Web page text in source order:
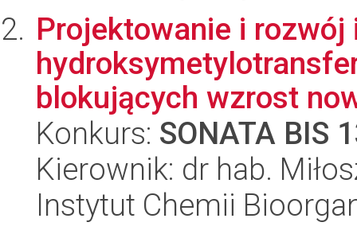
Projektowanie i rozwój
blokujących wzrost
Konkurs: SONATA BIS
Kierownik: dr hab.
Instytut Chemii